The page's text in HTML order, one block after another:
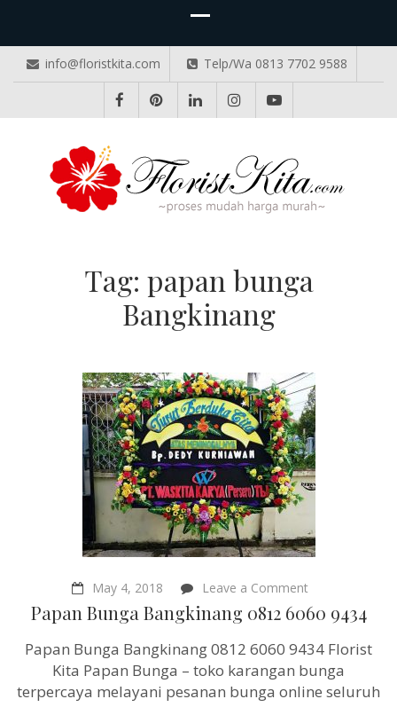
info@floristkita.com Telp/Wa 0813 7702 9588
Tag: papan bunga
Bangkinang
May 4, 2018 Leave a Commenton
Papan
Bunga
0812
9434
Papan Bunga Bangkinang 0812 6060 9434
Papan Bunga Bangkinang 0812 6060 9434 Florist
Kita Papan Bunga – toko karangan bunga
terpercaya melayani pesanan bunga online seluruh